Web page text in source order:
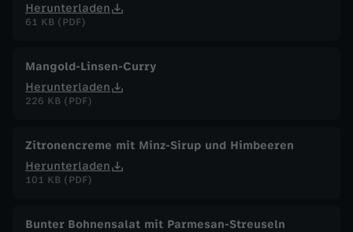
Herunterladen
61 KB (PDF)
Mangold-Linsen-Curry
Herunterladen
226 KB (PDF)
Zitronencreme mit Minz-Sirup und Himbeeren
Herunterladen
101 KB (PDF)
Bunter Bohnensalat mit Parmesan-Streuseln